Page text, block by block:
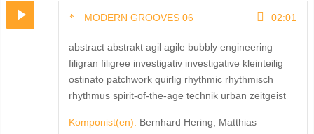
MODERN GROOVES 06 02:01
abstract abstrakt agil agile bubbly engineering
filigran filigree investigativ investigative kleinteilig
ostinato patchwork quirlig rhythmic rhythmisch
rhythmus spirit-of-the-age technik urban zeitgeist
Komponist(en): Bernhard Hering, Matthias